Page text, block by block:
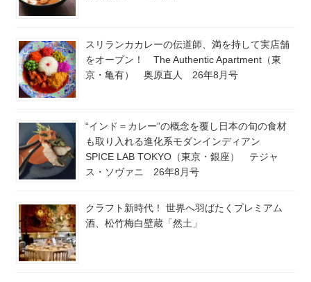
スリランカカレーの伝道師、満を持して実店舗
をオープン！ The Authentic Apartment（東
京・亀有） 奥原直人 26年8月号
“インド＝カレー”の概念を覆し日本の旬の食材
も取り入れる進化系モダンインディアン
SPICE LAB TOKYO（東京・銀座） テジャ
ス・ソヴァニ 26年8月号
クラフト新時代！ 世界へ羽ばたくプレミアム
酒、松竹梅白壁蔵「然土」